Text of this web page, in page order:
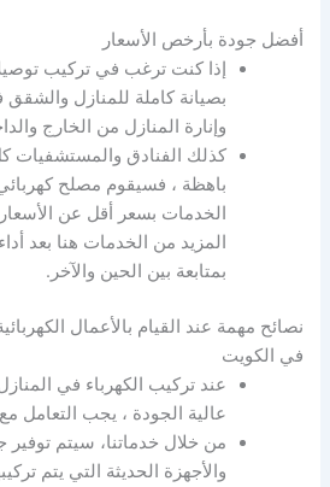
أفضل جودة بأرخص الأسعار
إذا كنت ترغب في تركيب
بصيانة كاملة للمنازل والشقق
وإنارة المنازل من الخارج
كذلك الفنادق والمستشفيات
باهظة ، فسيقوم مصلح
الخدمات بسعر أقل عن
المزيد من الخدمات هنا بعد
بمتابعة بين الحين والآخر.
نصائح مهمة عند القيام بالأعمال
في الكويت
عند تركيب الكهرباء في
عالية الجودة ، يجب التعامل
من خلال خدماتنا، سيتم توفير
والأجهزة الحديثة التي يتم